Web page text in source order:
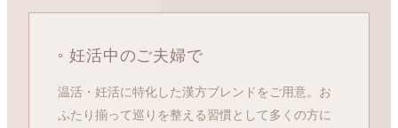
◦ 妊活中のご夫婦で
温活・妊活に特化した漢方ブレンドをご用意。お
ふたり揃って巡りを整える習慣として多くの方に